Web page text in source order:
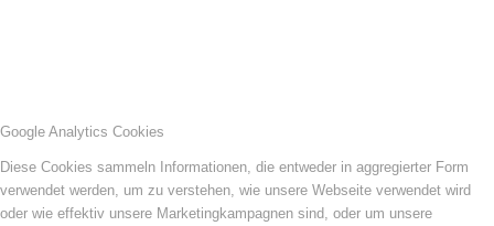
Google Analytics Cookies
Diese Cookies sammeln Informationen, die entweder in aggregierter Form
verwendet werden, um zu verstehen, wie unsere Webseite verwendet wird
oder wie effektiv unsere Marketingkampagnen sind, oder um unsere